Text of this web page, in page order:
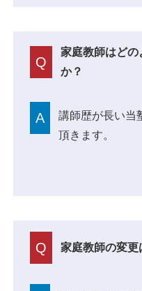
Q
家庭教師はど
か？
A
講師歴が長い当
頂きます。
Q 家庭教師の変更